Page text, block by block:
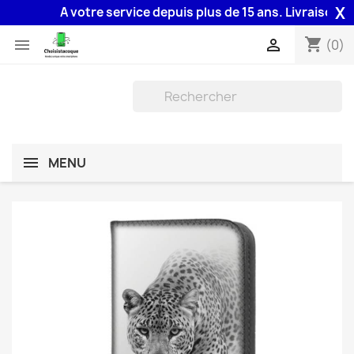
A votre service depuis plus de 15 ans. Livraison X
 shopping_cart (0)

MENU